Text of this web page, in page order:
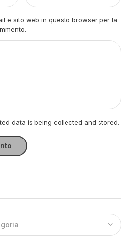
e sito web in questo browser per la
data is being collected and stored.